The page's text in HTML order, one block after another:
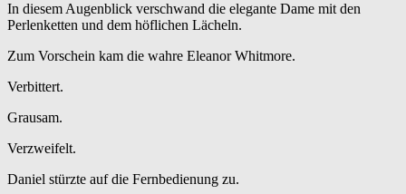
In diesem Augenblick verschwand die elegante Dame mit den
Perlenketten und dem höflichen Lächeln.
Zum Vorschein kam die wahre Eleanor Whitmore.
Verbittert.
Grausam.
Verzweifelt.
Daniel stürzte auf die Fernbedienung zu.